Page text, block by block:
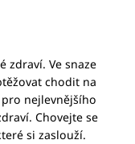
zdraví. Ve snaze
chodit na
nejlevnějšího
Chovejte se
si zaslouží.